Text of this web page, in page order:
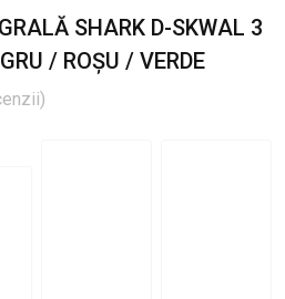
SHARK D-SKWAL 3
/ ROȘU / VERDE
)